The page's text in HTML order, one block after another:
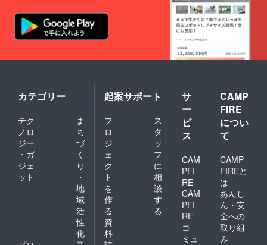
トが用
意され
ていま
す。 ｜
ご注意
｜ チ
ませ
ん。会
場での
受付と
なりま
設定金
額以上
のペイ
フォ
ワード
(支援)も
大歓迎
です！
美しい
循環に
える程
の精巧
な技術
とつ丁
いま
す。 ・
用紙も
長期保
存がで
きるよ
う、漂
使用・
コット
ン１０
０%の
ものを
使用。
・一生
手元に
残る作
ズ」
「美し
い循環
ズ」
「CHA
NGEシ
ズ」の
と、そ
の他今
まで描
いた絵
もポス
ドにな
りまし
た。 こ
MIRAC
LEとい
うシ
リーズ
は、"奇
円 チ
ケット
手数料
円 ＿＿
＿＿＿
＿＿＿
＿ (必要
経費)
150,000
350,000
−150,00
20,0000
ち自身
が「ワ
クワ
ク」と
いう言
葉に出
会いペ
カテゴリー
テク
ノロ
ジー
・ガ
ジェ
ット
ま
ち
づ
く
り
・
地
域
活
性
化
起案サポート
プ
ロ
ジ
ェ
ク
ト
を
作
る
ス
タ
ッ
フ
に
相
談
す
る
資
料
サ
ー
ビ
ス
CAM
PFI
RE
CAM
PFI
RE
コ
ミュ
CAMP
FIRE
につい
て
CAMP
FIREと
は
あんし
ん・安
全への
取り組
み